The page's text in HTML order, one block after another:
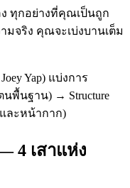
ง ทุกอย่างที่คุณเป็นถูก
มจริง คุณจะเบ่งบานเต็ม
Yap) แบ่งการ
นพื้นฐาน) → Structure
ละหน้ากาก)
4 เสาแห่ง